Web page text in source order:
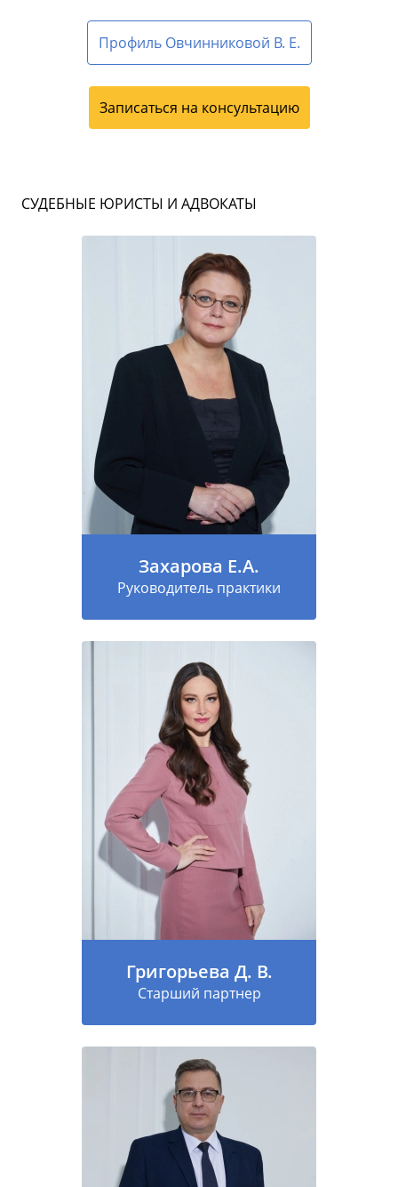
Профиль Овчинниковой В. Е.
Записаться на консультацию
СУДЕБНЫЕ ЮРИСТЫ И АДВОКАТЫ
Захарова Е.А.
Руководитель практики
Григорьева Д. В.
Старший партнер